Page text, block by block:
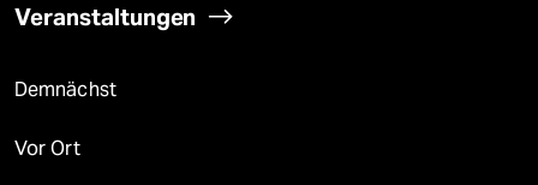
Veranstaltungen
Demnächst
Vor Ort